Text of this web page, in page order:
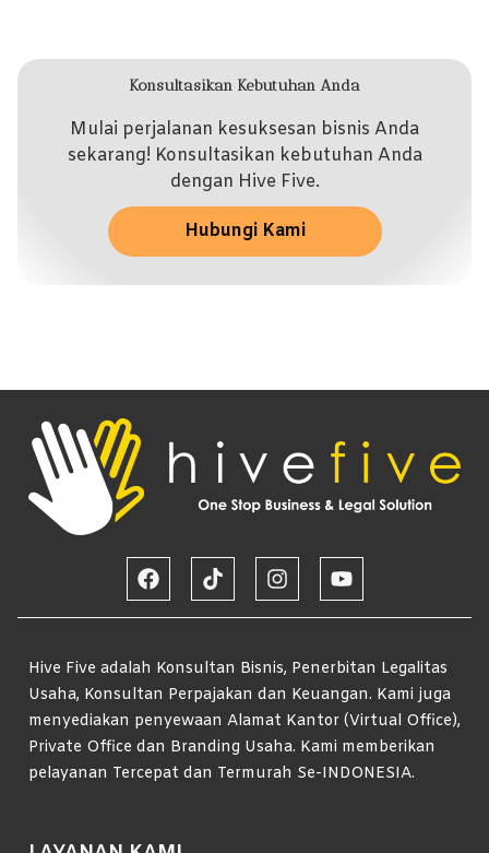
Konsultasikan Kebutuhan Anda
Mulai perjalanan kesuksesan bisnis Anda
sekarang! Konsultasikan kebutuhan Anda
dengan Hive Five.
Hubungi Kami
Hive Five adalah Konsultan Bisnis, Penerbitan Legalitas
Usaha, Konsultan Perpajakan dan Keuangan. Kami juga
menyediakan penyewaan Alamat Kantor (Virtual Office),
Private Office dan Branding Usaha. Kami memberikan
pelayanan Tercepat dan Termurah Se-INDONESIA.